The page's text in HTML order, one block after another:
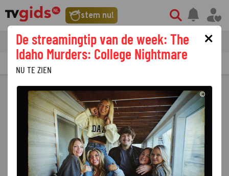
stem nu!
tvgids streaming nieuws
PRIMETIME GEMIST
×
De streamingtip van de week: The
Idaho Murders: College Nightmare
NU TE ZIEN
©